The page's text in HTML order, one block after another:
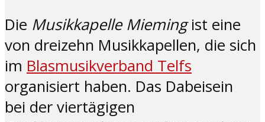
Die Musikkapelle Miemingist eine
von dreizehn Musikkapellen, die sich
im Blasmusikverband Telfs
organisiert haben. Das Dabeisein
bei der viertägigen